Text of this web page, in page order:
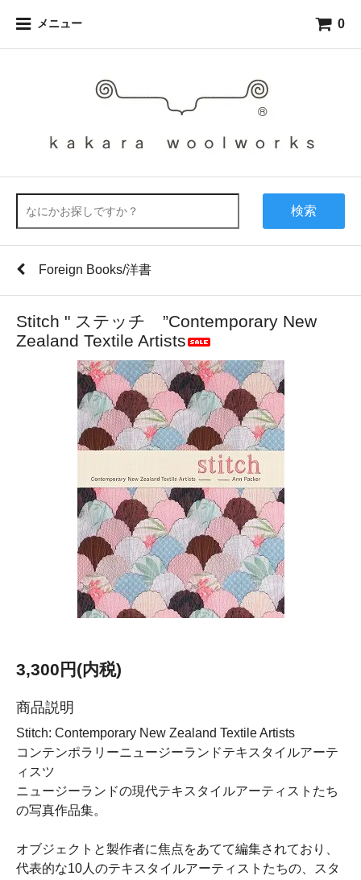
メニュー 0
検索
Foreign Books/洋書
Stitch " ステッチ ”Contemporary New
Zealand Textile Artists
3,300円(内税)
商品説明
Stitch: Contemporary New Zealand Textile Artists
コンテンポラリーニュージーランドテキスタイルアーテ
ィスツ
ニュージーランドの現代テキスタイルアーティストたち
の写真作品集。
オブジェクトと製作者に焦点をあてて編集されており、
代表的な10人のテキスタイルアーティストたちの、スタ